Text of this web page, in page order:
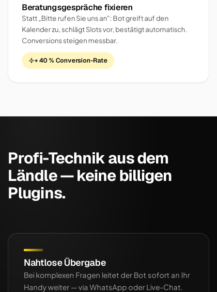
Beratungsgespräche fixieren
Statt „Bitte rufen Sie uns an": Bot greift auf den
Kalender zu, schlägt Slots vor, bestätigt automatisch.
Conversions steigen messbar.
+ 40 % Conversion-Rate
Profi-Technik aus dem
Ländle — keine billigen
Plugins.
Nahtlose Übergabe
Bei komplexen Fragen leitet der Bot sofort an Ihr
Handy weiter — via WhatsApp oder Live-Chat.